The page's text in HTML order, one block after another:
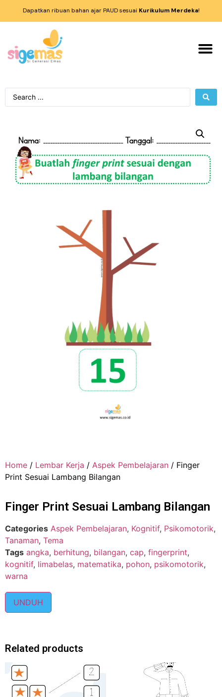
Dapatkan ribuan bahan ajar PAUD sesuai Kurikulum Merdeka!
Home / Lembar Kerja / Aspek Pembelajaran / Finger
Print Sesuai Lambang Bilangan
Finger Print Sesuai Lambang Bilangan
Categories Aspek Pembelajaran, Kognitif, Psikomotorik,
Tanaman, Tema
Tags angka, berhitung, bilangan, cap, fingerprint,
kognitif, limabelas, matematika, pohon, psikomotorik,
warna
UNDUH
Related products